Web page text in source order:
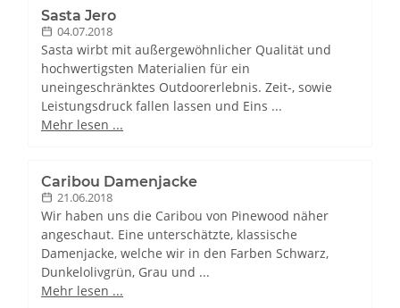
Sasta Jero
04.07.2018
Sasta wirbt mit außergewöhnlicher Qualität und
hochwertigsten Materialien für ein
uneingeschränktes Outdoorerlebnis. Zeit-, sowie
Leistungsdruck fallen lassen und Eins ...
Mehr lesen ...
Caribou Damenjacke
21.06.2018
Wir haben uns die Caribou von Pinewood näher
angeschaut. Eine unterschätzte, klassische
Damenjacke, welche wir in den Farben Schwarz,
Dunkelolivgrün, Grau und ...
Mehr lesen ...